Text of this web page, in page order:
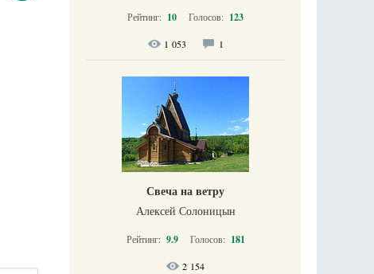
Рейтинг: 10 Голосов: 123
1 053 1
Свеча на ветру
Алексей Солоницын
Рейтинг: 9.9 Голосов: 181
2 154